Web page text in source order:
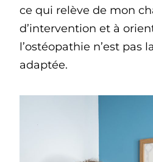
ce qui relève de mon
d’intervention et à
l’ostéopathie n’est pas
adaptée.